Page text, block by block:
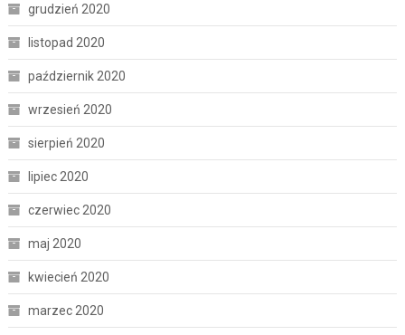
grudzień 2020
listopad 2020
październik 2020
wrzesień 2020
sierpień 2020
lipiec 2020
czerwiec 2020
maj 2020
kwiecień 2020
marzec 2020